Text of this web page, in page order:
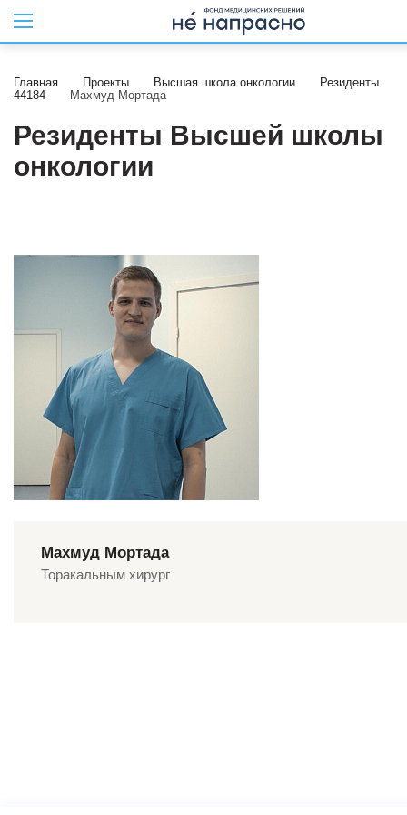
Главная Проекты Высшая школа онкологии
Резиденты
44184
Махмуд Мортада
Резиденты Высшей школы
онкологии
Махмуд Мортада
Торакальным хирург